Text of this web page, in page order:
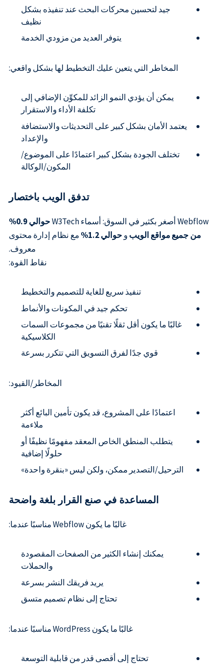
جيد لتحسين محركات البحث عند تنفيذه بشكل
نظيف
يتوفر العديد من مزودي الخدمة
المخاطر التي يتعين عليك التخطيط لها بشكل واقعي:
يمكن أن يؤدي النمو الزائد للمكوِّن الإضافي إلى
تكلفة الأداء والاستقرار
يعتمد الأمان بشكل كبير على التحديثات والاستضافة
والإعداد
تختلف الجودة بشكل كبير اعتمادًا على الموضوع/
المكون/الوكالة
تدفق الويب باختصار
Webflow أصغر بكثير في السوق: أسماء W3Tech
حوالي 0.9%
من جميع مواقع الويب و حوالي 1.2%
مع نظام إدارة محتوى
معروف.
نقاط القوة:
تنفيذ سريع للغاية للتصميم والتخطيط
تحكم جيد في المكونات والأنماط
غالبًا ما يكون أقل ثقلًا تقنيًا من مجموعات السمات
الكلاسيكية
قوي جدًا لفرق التسويق التي تتكرر بسرعة
المخاطر/القيود:
اعتمادًا على المشروع، قد يكون تأمين البائع أكثر
ملاءمة
يتطلب المنطق الخاص المعقد مفهومًا نظيفًا أو
حلولًا إضافية
الترحيل/التصدير ممكن، ولكن ليس «بنقرة واحدة»
المساعدة في صنع القرار بلغة واضحة
غالبًا ما يكون Webflow مناسبًا عندما:
يمكنك إنشاء الكثير من الصفحات المقصودة
والحملات
يريد فريقك النشر بسرعة
تحتاج إلى نظام تصميم متسق
غالبًا ما يكون WordPress مناسبًا عندما:
تحتاج إلى أقصى قدر من قابلية التوسعة